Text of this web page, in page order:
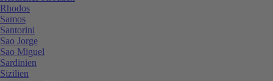
Rhodos
Samos
Santorini
Sao Jorge
Sao Miguel
Sardinien
Sizilien